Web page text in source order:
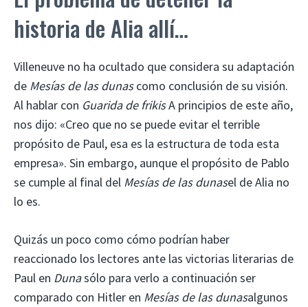
historia de Alia allí…
Villeneuve no ha ocultado que considera su adaptación
de Mesías de las dunascomo conclusión de su visión.
Al hablar con Guarida de frikisA principios de este año,
nos dijo: «Creo que no se puede evitar el terrible
propósito de Paul, esa es la estructura de toda esta
empresa». Sin embargo, aunque el propósito de Pablo
se cumple al final del Mesías de las dunasel de Alia no
lo es.
Quizás un poco como cómo podrían haber
reaccionado los lectores ante las victorias literarias de
Paul en Dunasólo para verlo a continuación ser
comparado con Hitler en Mesías de las dunasalgunos